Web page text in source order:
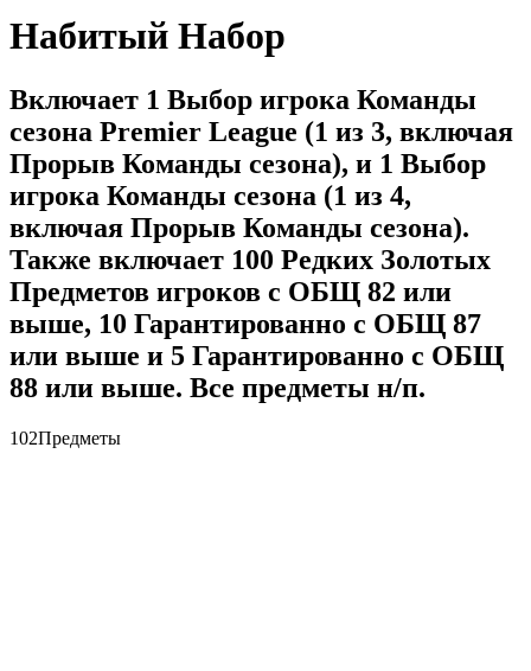
Набитый Набор
Включает 1 Выбор игрока Команды
сезона Premier League (1 из 3, включая
Прорыв Команды сезона), и 1 Выбор
игрока Команды сезона (1 из 4,
включая Прорыв Команды сезона).
Также включает 100 Редких Золотых
Предметов игроков с ОБЩ 82 или
выше, 10 Гарантированно с ОБЩ 87
или выше и 5 Гарантированно с ОБЩ
88 или выше. Все предметы н/п.
102Предметы